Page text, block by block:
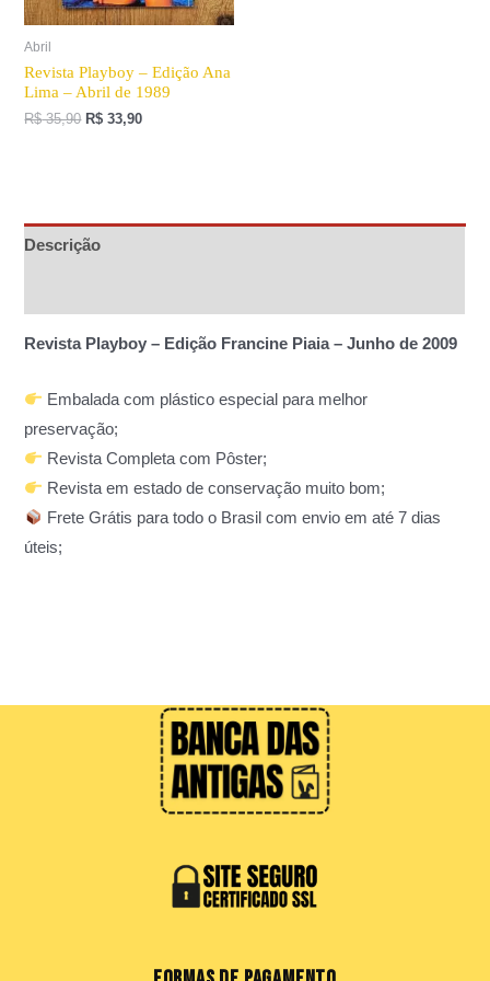
Abril
Revista Playboy – Edição Ana
Lima – Abril de 1989
R$35,90 R$ 33,90
Descrição
Revista Playboy – Edição Francine Piaia – Junho de 2009
Embalada com plástico especial para melhor
preservação;
Revista Completa com Pôster;
Revista em estado de conservação muito bom;
Frete Grátis para todo o Brasil com envio em até 7 dias
úteis;